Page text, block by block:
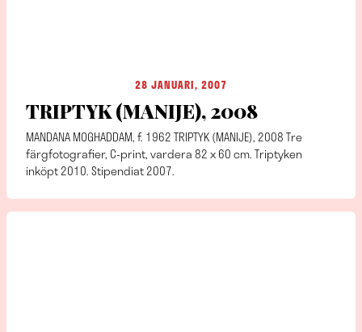
28 JANUARI, 2007
TRIPTYK (MANIJE), 2008
MANDANA MOGHADDAM, f. 1962 TRIPTYK (MANIJE), 2008 Tre
färgfotografier, C-print, vardera 82 x 60 cm. Triptyken
inköpt 2010. Stipendiat 2007.